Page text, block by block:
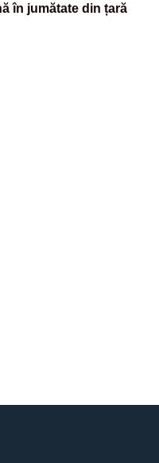
în jumătate din țară